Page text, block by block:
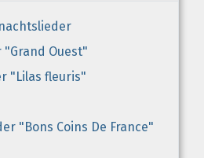
Ouest"
"Lilas fleuris"
"Bons Coins De France"